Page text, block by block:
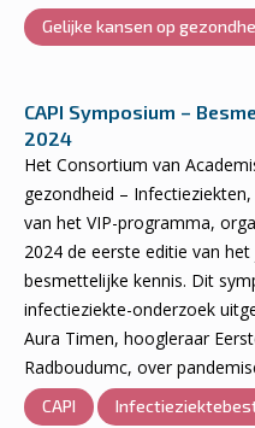
Gelijke kansen op
CAPI Symposium –
2024
Het Consortium van
gezondheid –
van het VIP-programma,
2024 de eerste editie van
besmettelijke kennis. Dit
infectieziekte-onderzoek
Aura Timen, hoogleraar
Radboudumc, over
CAPI